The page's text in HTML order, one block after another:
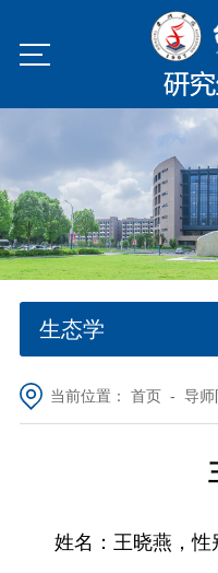
生态学
当前位置： 首页- 导师
姓名：王晓燕，性